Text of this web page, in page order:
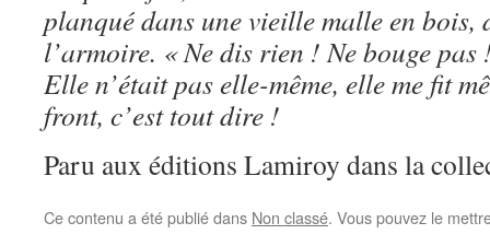
planqué dans une vieille malle en bois,
l’armoire. « Ne dis rien ! Ne bouge pas
Elle n’était pas elle-même, elle me fit
front, c’est tout dire !
Paru aux éditions Lamiroy dans la
Ce contenu a été publié dans Non classé. Vous pouvez le